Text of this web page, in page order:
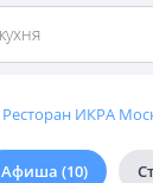
Ресторан ИКРА
Афиша (10)